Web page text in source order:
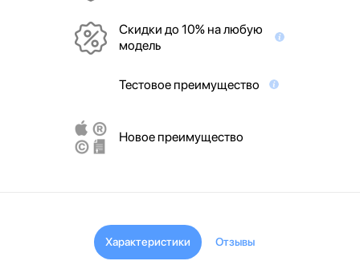
Скидки до 10% на любую
модель
Тестовое преимущество
Новое преимущество
Характеристики Отзывы